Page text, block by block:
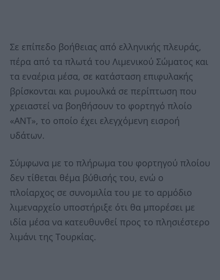
Σε επίπεδο βοήθειας από ελληνικής πλευράς,
πέρα από τα πλωτά του Λιμενικού Σώματος και
τα εναέρια μέσα, σε κατάσταση επιφυλακής
βρίσκονται και ρυμουλκά σε περίπτωση που
χρειαστεί να βοηθήσουν το φορτηγό πλοίο
«ΑΝΤ», το οποίο έχει ελεγχόμενη εισροή
υδάτων.
Σύμφωνα με το πλήρωμα του φορτηγού πλοίου
δεν τίθεται θέμα βύθισής του, ενώ ο
πλοίαρχος σε συνομιλία του με το αρμόδιο
λιμεναρχείο υποστήριξε ότι θα μπορέσει με
ιδία μέσα να κατευθυνθεί προς το πλησιέστερο
λιμάνι της Τουρκίας.